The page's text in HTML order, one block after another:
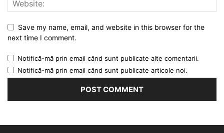
Save my name, email, and website in this browser for the
next time I comment.
Notifică-mă prin email când sunt publicate alte comentarii.
Notifică-mă prin email când sunt publicate articole noi.